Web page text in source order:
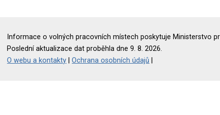
Informace o volných pracovních místech poskytuje Ministerstvo
Poslední aktualizace dat proběhla dne 9. 8. 2026.
O webu a kontakty |Ochrana osobních údajů